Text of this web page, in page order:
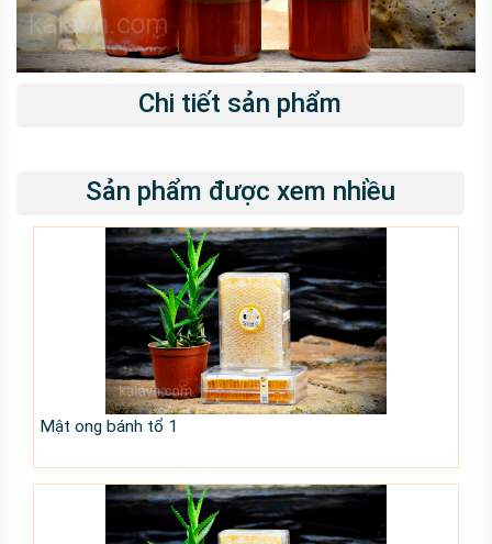
Chi tiết sản phẩm
Sản phẩm được xem nhiều
Mật ong bánh tổ 1